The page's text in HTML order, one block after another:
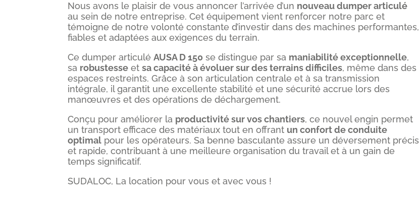
Nous avons le plaisir de vous annoncer l’arrivée d’un nouveau dumper articulé
au sein de notre entreprise. Cet équipement vient renforcer notre parc et
témoigne de notre volonté constante d’investir dans des machines performantes,
fiables et adaptées aux exigences du terrain.
Ce dumper articuléAUSA D 150 se distingue par sa maniabilité exceptionnelle,
sa robustesse etsa capacité à évoluer sur des terrains difficiles, même dans des
espaces restreints. Grâce à son articulation centrale et à sa transmission
intégrale, il garantit une excellente stabilité et une sécurité accrue lors des
manœuvres et des opérations de déchargement.
Conçu pour améliorer la productivité sur vos chantiers, ce nouvel engin permet
un transport efficace des matériaux tout en offrant un confort de conduite
optimal pour les opérateurs. Sa benne basculante assure un déversement précis
et rapide, contribuant à une meilleure organisation du travail et à un gain de
temps significatif.
SUDALOC, La location pour vous et avec vous !